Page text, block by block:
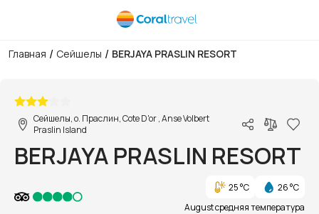
Главная / Сейшелы / BERJAYA PRASLIN RESORT
Сейшелы, о. Праслин, Cote D'or , Anse Volbert
Praslin Island
BERJAYA PRASLIN RESORT
25 °C
26 °C
August средняя температура